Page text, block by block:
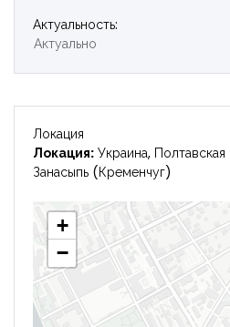
Актуальность:
Актуально
Локация
Локация: Украина, Полтавская
Занасыпь (Кременчуг)
+
−